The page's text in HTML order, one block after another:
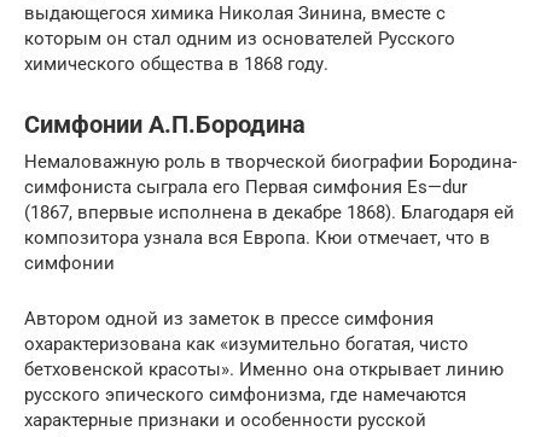
выдающегося химика Николая Зинина, вместе с
которым он стал одним из основателей Русского
химического общества в 1868 году.
Симфонии А.П.Бородина
Немаловажную роль в творческой биографии Бородина-
симфониста сыграла его Первая симфония Es—dur
(1867, впервые исполнена в декабре 1868). Благодаря ей
композитора узнала вся Европа. Кюи отмечает, что в
симфонии
Автором одной из заметок в прессе симфония
охарактеризована как «изумительно богатая, чисто
бетховенской красоты». Именно она открывает линию
русского эпического симфонизма, где намечаются
характерные признаки и особенности русской